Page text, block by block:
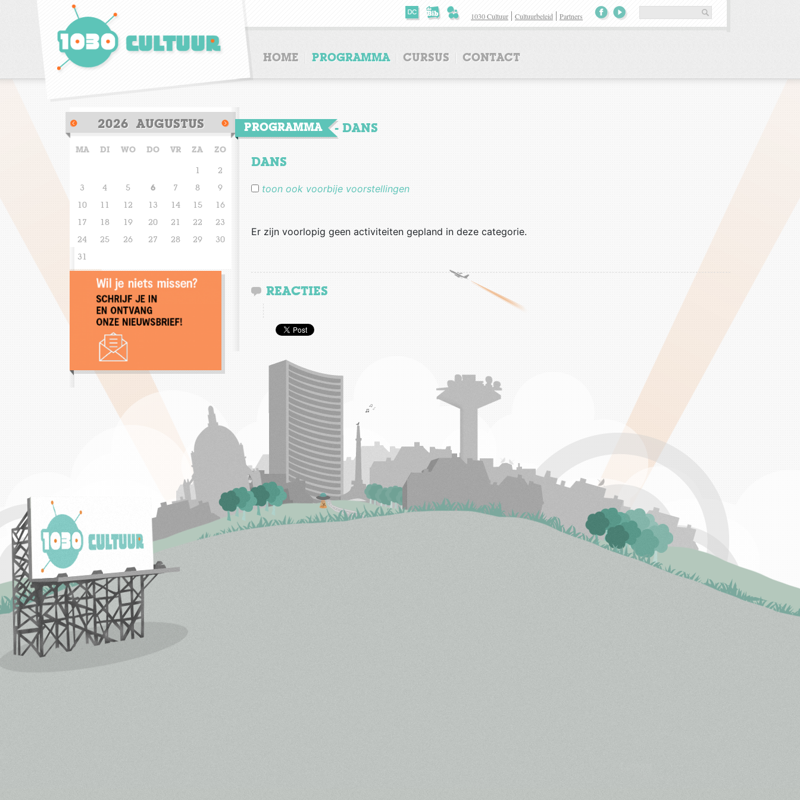
1030 Cultuur Cultuurbeleid Partners
HOME PROGRAMMA CURSUS CONTACT
HOME PROGRAMMA
1030 Cultuur
Cultuurbeleid
2026 AUGUSTUS
MA DI WO DO VR ZA ZO
1
2
3
4 5 6 7 8
9
10
11 12 13 14 15
16
17
18 19 20 21 22
23
24
25 26 27 28 29
30
31
PROGRAMMA - DANS
DANS
toon ook voorbije voorstellingen
Er zijn voorlopig geen activiteiten gepland in deze categorie.
REACTIES